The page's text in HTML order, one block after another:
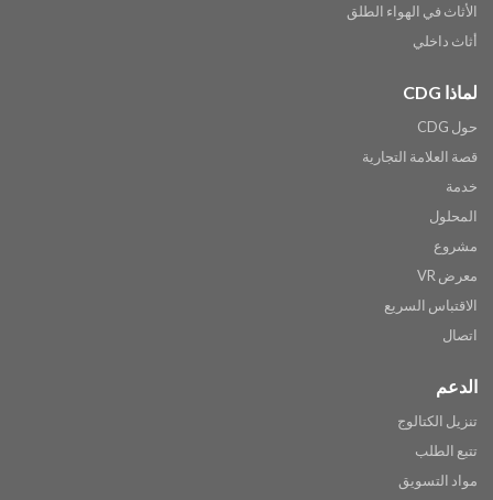
الأثاث في الهواء الطلق
أثاث داخلي
لماذا CDG
حول CDG
قصة العلامة التجارية
خدمة
المحلول
مشروع
معرض VR
الاقتباس السريع
اتصال
الدعم
تنزيل الكتالوج
تتبع الطلب
مواد التسويق